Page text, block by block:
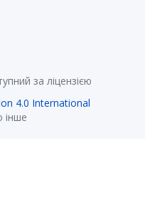
за ліцензією
4.0 International
інше